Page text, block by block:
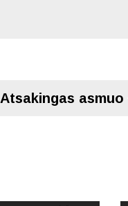
Atsakingas asmuo